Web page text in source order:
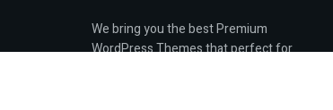
news, magazine, personal blog, etc. Check
our landing page for details.